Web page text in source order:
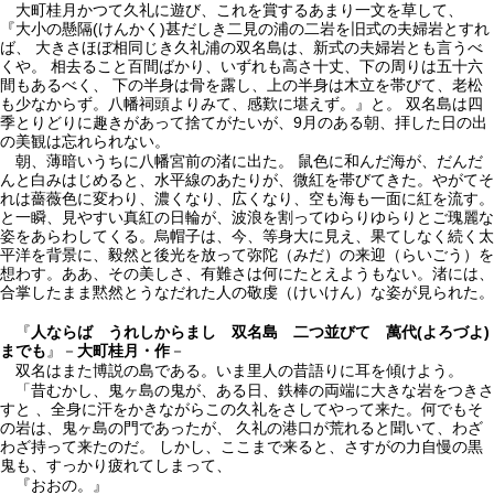
大町桂月かつて久礼に遊び、これを賞するあまり一文を草して、
『大小の懸隔(けんかく)甚だしき二見の浦の二岩を旧式の夫婦岩とすれ
ば、 大きさほぼ相同じき久礼浦の双名島は、新式の夫婦岩とも言うべ
くや。 相去ること百間ばかり、いずれも高さ十丈、下の周りは五十六
間もあるべく、 下の半身は骨を露し、上の半身は木立を帯びて、老松
も少なからず。八幡祠頭よりみて、感歎に堪えず。』と。 双名島は四
季とりどりに趣きがあって捨てがたいが、9月のある朝、拝した日の出
の美観は忘れられない。
朝、薄暗いうちに八幡宮前の渚に出た。 鼠色に和んだ海が、だんだ
んと白みはじめると、水平線のあたりが、微紅を帯びてきた。やがてそ
れは薔薇色に変わり、濃くなり、広くなり、空も海も一面に紅を流す。
と一瞬、見やすい真紅の日輪が、波浪を割ってゆらりゆらりとご瑰麗な
姿をあらわしてくる。烏帽子は、今、等身大に見え、果てしなく続く太
平洋を背景に、毅然と後光を放って弥陀（みだ）の来迎（らいごう）を
想わす。ああ、その美しさ、有難さは何にたとえようもない。渚には、
合掌したまま黙然とうなだれた人の敬虔（けいけん）な姿が見られた。
『 人ならば うれしからまし 双名島 二つ並びて 萬代(よろづよ)
までも 』－ 大町桂月・作－
双名はまた博説の島である。いま里人の昔語りに耳を傾けよう。
「昔むかし、鬼ヶ島の鬼が、ある日、鉄棒の両端に大きな岩をつきさ
すと 、全身に汗をかきながらこの久礼をさしてやって来た。何でもそ
の岩は、鬼ヶ島の門であったが、 久礼の港口が荒れると聞いて、わざ
わざ持って来たのだ。 しかし、ここまで来ると、さすがの力自慢の黒
鬼も、すっかり疲れてしまって、
『おおの。』